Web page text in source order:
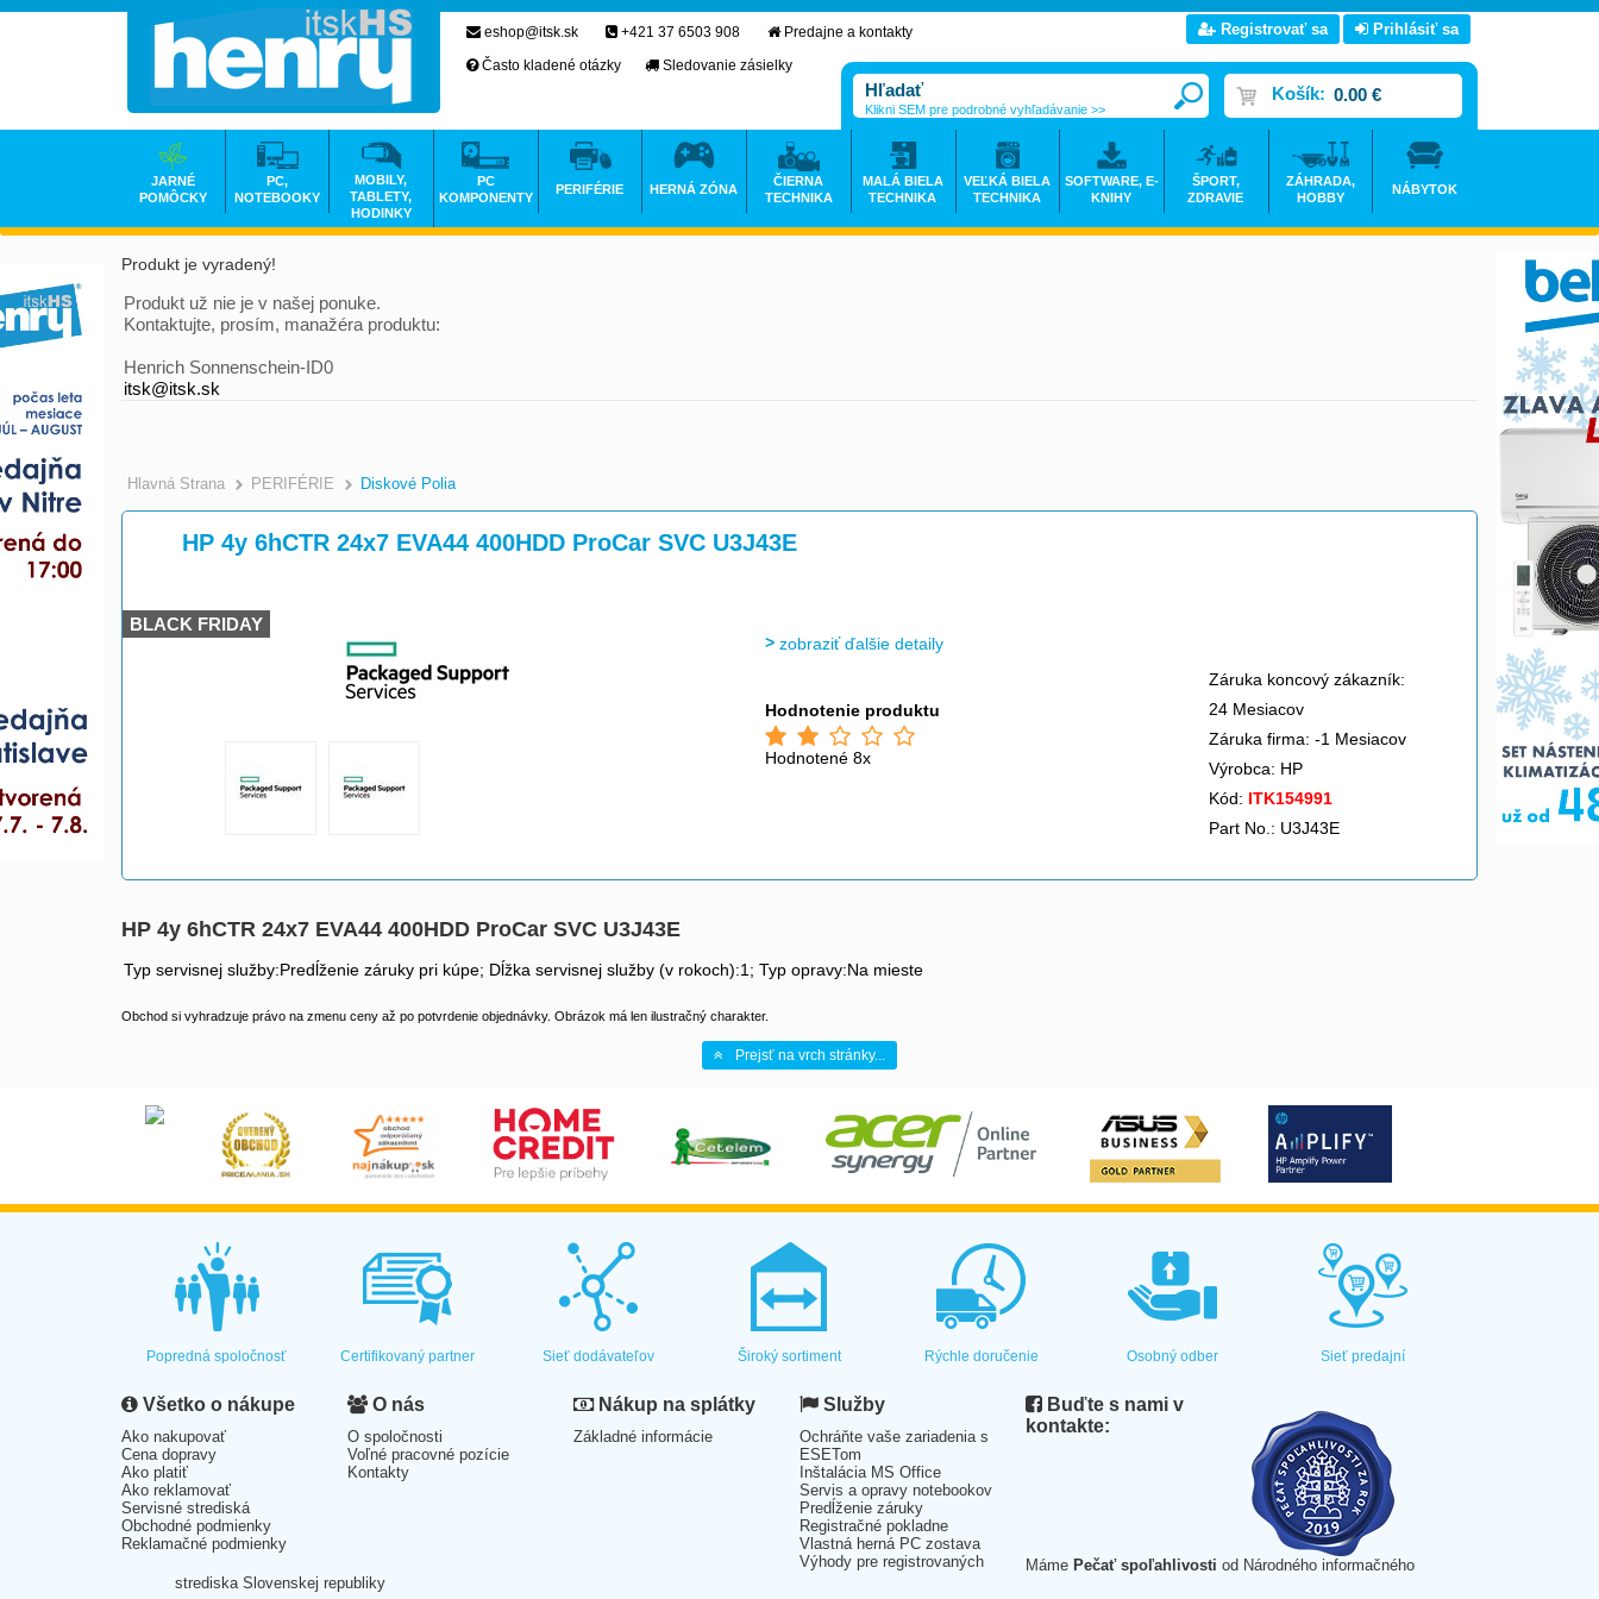
Produkt je vyradený!
Produkt už nie je v našej ponuke.
Kontaktujte, prosím, manažéra produktu:
Henrich Sonnenschein-ID0
itsk@itsk.sk
Hlavná Strana >
PERIFÉRIE >
Diskové Polia
HP 4y 6hCTR 24x7 EVA44 400HDD ProCar SVC U3J43E
BLACK FRIDAY
zobraziť ďalšie detaily
Hodnotenie produktu
Hodnotené 8x
Záruka koncový zákazník:
24 Mesiacov
Záruka firma: -1 Mesiacov
Výrobca: HP
Kód: ITK154991
Part No.: U3J43E
HP 4y 6hCTR 24x7 EVA44 400HDD ProCar SVC U3J43E
Typ servisnej služby:Predĺženie záruky pri kúpe; Dĺžka servisnej služby (v rokoch):1; Typ opravy:Na mieste
Obchod si vyhradzuje právo na zmenu ceny až po potvrdenie objednávky. Obrázok má len ilustračný charakter.
Prejsť na vrch stránky...
eshop@itsk.sk +421 37 6503 908
Predajne a kontakty
Často kladené otázky
Sledovanie zásielky
Registrovať sa Prihlásiť sa
Košík: 0.00 €
Klikni SEM pre podrobné vyhľadávanie >>
JARNÉ
POMÔCKY
PC,
NOTEBOOKY
MOBILY,
TABLETY,
HODINKY
PC
KOMPONENTY
PERIFÉRIE HERNÁ ZÓNA
ČIERNA
TECHNIKA
MALÁ BIELA
TECHNIKA
VEĽKÁ BIELA
TECHNIKA
SOFTWARE, E-
KNIHY
ŠPORT,
ZDRAVIE
ZÁHRADA,
HOBBY
NÁBYTOK
Popredná spoločnosť Certifikovaný partner Sieť dodávateľov Široký sortiment Rýchle doručenie Osobný odber Sieť predajní
Všetko o nákupe
Ako nakupovať
Cena dopravy
Ako platiť
Ako reklamovať
Servisné strediská
Obchodné podmienky
Reklamačné podmienky
O nás
O spoločnosti
Voľné pracovné pozície
Kontakty
Nákup na splátky
Základné informácie
Služby
Ochráňte vaše zariadenia s
ESETom
Inštalácia MS Office
Servis a opravy notebookov
Predĺženie záruky
Registračné pokladne
Vlastná herná PC zostava
Výhody pre registrovaných
Buďte s nami v
kontakte:
Máme Pečať spoľahlivosti od Národného informačného
strediska Slovenskej republiky